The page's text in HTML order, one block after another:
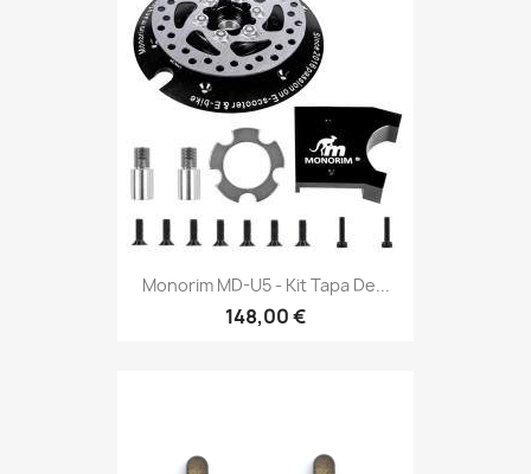
Monorim MD-U5 - Kit Tapa De...
148,00 €